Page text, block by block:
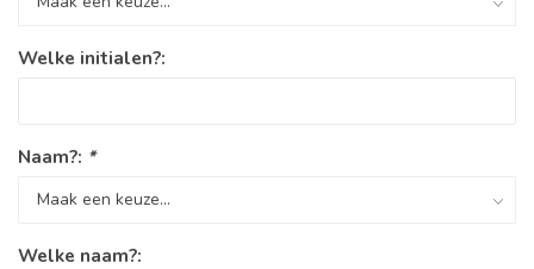
Welke initialen?:
Naam?: *
Welke naam?: